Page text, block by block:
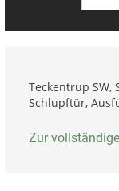
Teckentrup SW,
Schlupftür,
Zur